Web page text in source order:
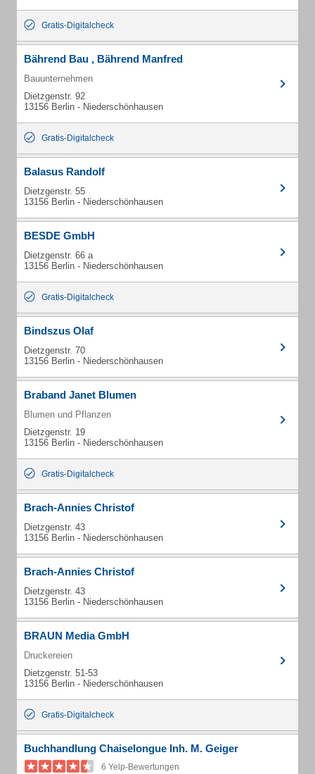
Gratis-Digitalcheck
Bährend Bau , Bährend Manfred
Bauunternehmen
Dietzgenstr. 92
13156 Berlin - Niederschönhausen
Gratis-Digitalcheck
Balasus Randolf
Dietzgenstr. 55
13156 Berlin - Niederschönhausen
BESDE GmbH
Dietzgenstr. 66 a
13156 Berlin - Niederschönhausen
Gratis-Digitalcheck
Bindszus Olaf
Dietzgenstr. 70
13156 Berlin - Niederschönhausen
Braband Janet Blumen
Blumen und Pflanzen
Dietzgenstr. 19
13156 Berlin - Niederschönhausen
Gratis-Digitalcheck
Brach-Annies Christof
Dietzgenstr. 43
13156 Berlin - Niederschönhausen
Brach-Annies Christof
Dietzgenstr. 43
13156 Berlin - Niederschönhausen
BRAUN Media GmbH
Druckereien
Dietzgenstr. 51-53
13156 Berlin - Niederschönhausen
Gratis-Digitalcheck
Buchhandlung Chaiselongue Inh. M. Geiger
6 Yelp-Bewertungen